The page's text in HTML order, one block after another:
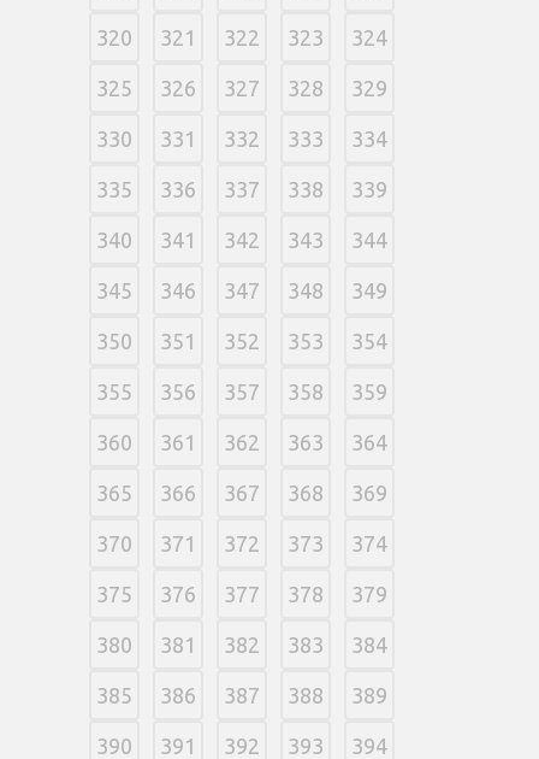
320 321 322 323 324
325 326 327 328 329
330 331 332 333 334
335 336 337 338 339
340 341 342 343 344
345 346 347 348 349
350 351 352 353 354
355 356 357 358 359
360 361 362 363 364
365 366 367 368 369
370 371 372 373 374
375 376 377 378 379
380 381 382 383 384
385 386 387 388 389
390 391 392 393 394